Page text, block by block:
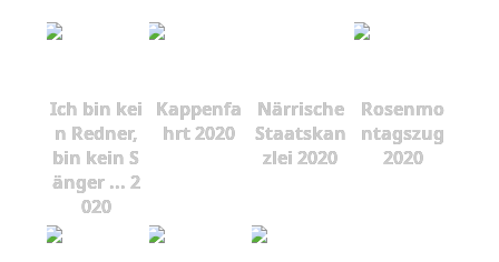
Ich bin kei
n Redner,
bin kein S
änger ... 2
020
Kappenfa
hrt 2020
Närrische
Staatskan
zlei 2020
Rosenmo
ntagszug
2020